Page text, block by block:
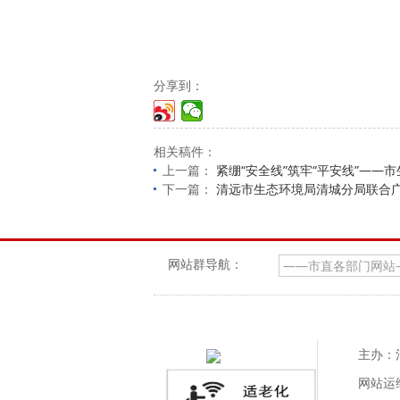
分享到：
相关稿件：
上一篇： 紧绷“安全线”筑牢“平安线”——
下一篇： 清远市生态环境局清城分局联合
网站群导航：
主办：
网站运